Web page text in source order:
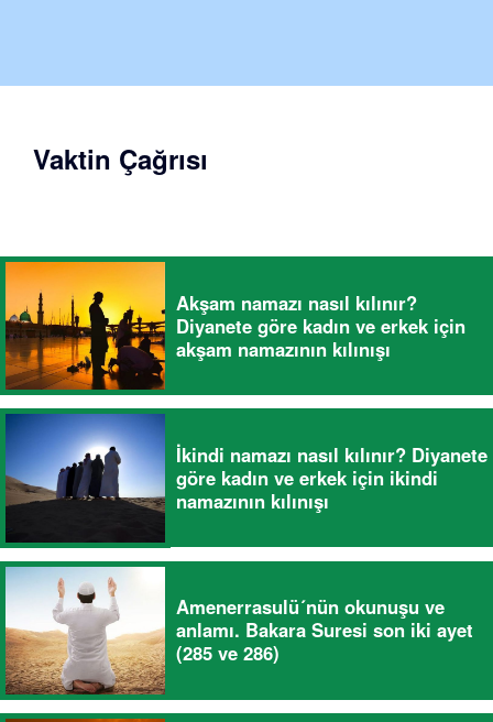
Vaktin Çağrısı
Akşam namazı nasıl kılınır?
Diyanete göre kadın ve erkek için
akşam namazının kılınışı
İkindi namazı nasıl kılınır? Diyanete
göre kadın ve erkek için ikindi
namazının kılınışı
Amenerrasulü´nün okunuşu ve
anlamı. Bakara Suresi son iki ayet
(285 ve 286)